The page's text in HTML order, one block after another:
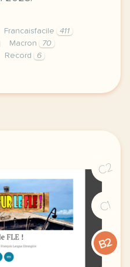
Francaisfacile
411
Macron
70
Record
6
record du monde
C2
C1
B2